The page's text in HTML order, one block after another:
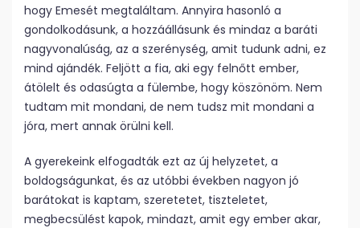
hogy Emesét megtaláltam. Annyira hasonló a
gondolkodásunk, a hozzáállásunk és mindaz a baráti
nagyvonalúság, az a szerénység, amit tudunk adni, ez
mind ajándék. Feljött a fia, aki egy felnőtt ember,
átölelt és odasúgta a fülembe, hogy köszönöm. Nem
tudtam mit mondani, de nem tudsz mit mondani a
jóra, mert annak örülni kell.
A gyerekeink elfogadták ezt az új helyzetet, a
boldogságunkat, és az utóbbi években nagyon jó
barátokat is kaptam, szeretetet, tiszteletet,
megbecsülést kapok, mindazt, amit egy ember akar,